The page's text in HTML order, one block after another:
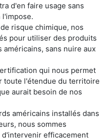
d'en faire usage sans
risque chimique, nos
pour utiliser des produits
sans nuire aux
qui nous permet
toute l'étendue du territoire
aurait besoin de nos
américains installés dans
nous sommes
efficacement